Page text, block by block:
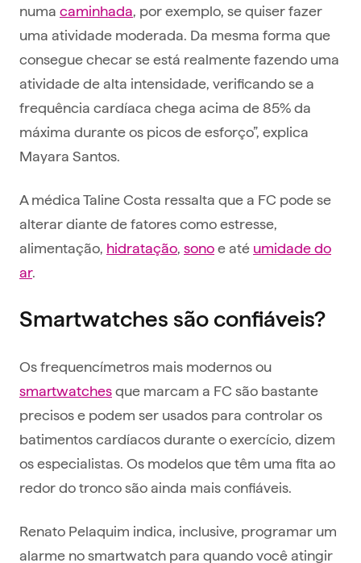
numa caminhada, por exemplo, se quiser fazer
uma atividade moderada. Da mesma forma que
consegue checar se está realmente fazendo uma
atividade de alta intensidade, verificando se a
frequência cardíaca chega acima de 85% da
máxima durante os picos de esforço”, explica
Mayara Santos.
A médica Taline Costa ressalta que a FC pode se
alterar diante de fatores como estresse,
alimentação, hidratação, sonoe até umidade do
ar.
Smartwatches são confiáveis?
Os frequencímetros mais modernos ou
smartwatchesque marcam a FC são bastante
precisos e podem ser usados para controlar os
batimentos cardíacos durante o exercício, dizem
os especialistas. Os modelos que têm uma fita ao
redor do tronco são ainda mais confiáveis.
Renato Pelaquim indica, inclusive, programar um
alarme no smartwatch para quando você atingir